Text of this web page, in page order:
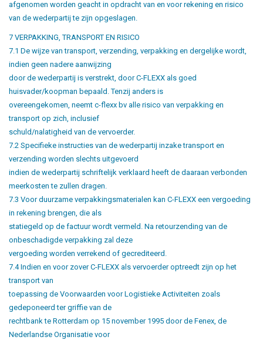
afgenomen worden geacht in opdracht van en voor rekening en risico
van de wederpartij te zijn opgeslagen.
7 VERPAKKING, TRANSPORT EN RISICO
7.1 De wijze van transport, verzending, verpakking en dergelijke wordt,
indien geen nadere aanwijzing
door de wederpartij is verstrekt, door C-FLEXX als goed
huisvader/koopman bepaald. Tenzij anders is
overeengekomen, neemt c-flexx bv alle risico van verpakking en
transport op zich, inclusief
schuld/nalatigheid van de vervoerder.
7.2 Specifieke instructies van de wederpartij inzake transport en
verzending worden slechts uitgevoerd
indien de wederpartij schriftelijk verklaard heeft de daaraan verbonden
meerkosten te zullen dragen.
7.3 Voor duurzame verpakkingsmaterialen kan C-FLEXX een vergoeding
in rekening brengen, die als
statiegeld op de factuur wordt vermeld. Na retourzending van de
onbeschadigde verpakking zal deze
vergoeding worden verrekend of gecrediteerd.
7.4 Indien en voor zover C-FLEXX als vervoerder optreedt zijn op het
transport van
toepassing de Voorwaarden voor Logistieke Activiteiten zoals
gedeponeerd ter griffie van de
rechtbank te Rotterdam op 15 november 1995 door de Fenex, de
Nederlandse Organisatie voor